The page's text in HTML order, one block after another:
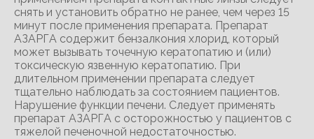
снять и установить обратно не ранее, чем через 15
минут после применения препарата. Препарат
АЗАРГА содержит бензалкония хлорид, который
может вызывать точечную кератопатию и (или)
токсическую язвенную кератопатию. При
длительном применении препарата следует
тщательно наблюдать за состоянием пациентов.
Нарушение функции печени. Следует применять
препарат АЗАРГА с осторожностью у пациентов с
тяжелой печеночной недостаточностью.